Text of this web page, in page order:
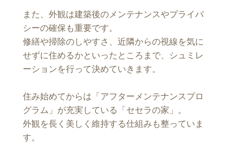
また、外観は建築後のメンテナンスやプライバ
シーの確保も重要です。
修繕や掃除のしやすさ、近隣からの視線を気に
せずに住めるかといったところまで、シュミレ
ーションを行って決めていきます。
住み始めてからは「アフターメンテナンスプロ
グラム」が充実している「セセラの家」。
外観を長く美しく維持する仕組みも整っていま
す。